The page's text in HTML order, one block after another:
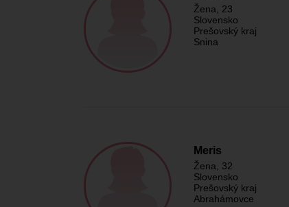
Žena , 23
Slovensko
Prešovský kraj
Snina
Meris
Žena , 32
Slovensko
Prešovský kraj
Abrahámovce